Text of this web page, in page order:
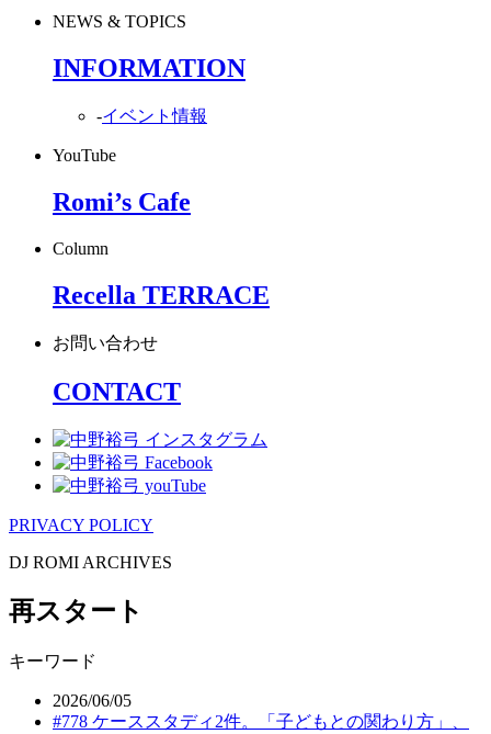
NEWS & TOPICS
INFORMATION
-イベント情報
YouTube
Romi’s Cafe
Column
Recella TERRACE
お問い合わせ
CONTACT
PRIVACY POLICY
DJ ROMI ARCHIVES
再スタート
キーワード
2026/06/05
#778 ケーススタディ2件。「子どもとの関わり方」、